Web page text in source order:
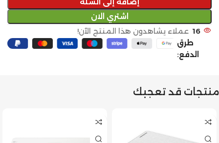
اشتري الان
16 عملاء يشاهدون هذا المنتج الآن!
طرق
الدفع:
منتجات قد تعجبك